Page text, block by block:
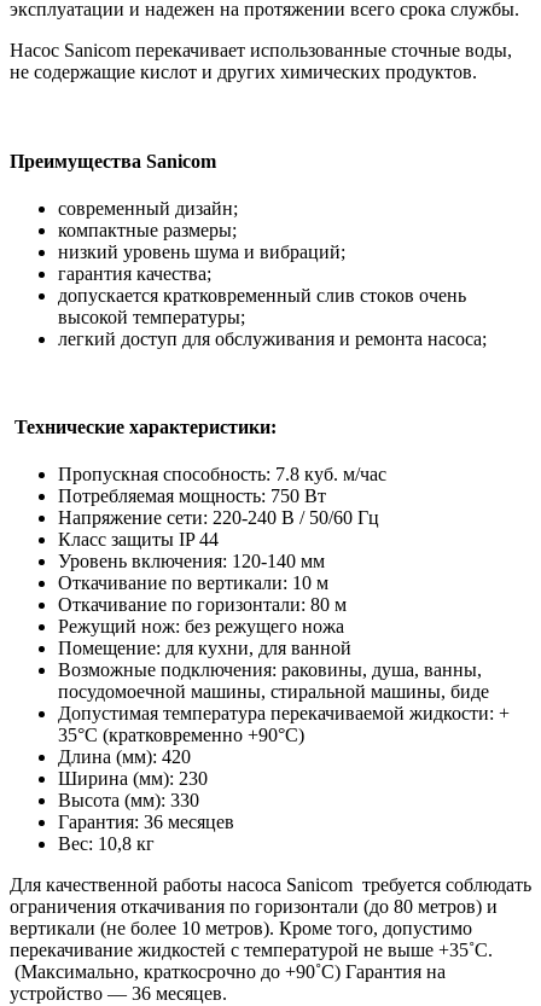
эксплуатации и надежен на протяжении всего срока службы.
Насос Sanicom перекачивает использованные сточные воды,
не содержащие кислот и других химических продуктов.
Преимущества Sanicom
современный дизайн;
компактные размеры;
низкий уровень шума и вибраций;
гарантия качества;
допускается кратковременный слив стоков очень
высокой температуры;
легкий доступ для обслуживания и ремонта насоса;
Технические характеристики:
Пропускная способность: 7.8 куб. м/час
Потребляемая мощность: 750 Вт
Напряжение сети: 220-240 В / 50/60 Гц
Класс защиты IP 44
Уровень включения: 120-140 мм
Откачивание по вертикали: 10 м
Откачивание по горизонтали: 80 м
Режущий нож: без режущего ножа
Помещение: для кухни, для ванной
Возможные подключения: раковины, душа, ванны,
посудомоечной машины, стиральной машины, биде
Допустимая температура перекачиваемой жидкости: +
35°С (кратковременно +90°С)
Длина (мм): 420
Ширина (мм): 230
Высота (мм): 330
Гарантия: 36 месяцев
Вес: 10,8 кг
Для качественной работы насоса Sanicom требуется соблюдать
ограничения откачивания по горизонтали (до 80 метров) и
вертикали (не более 10 метров). Кроме того, допустимо
перекачивание жидкостей с температурой не выше +35˚С.
(Максимально, краткосрочно до +90˚С) Гарантия на
устройство — 36 месяцев.